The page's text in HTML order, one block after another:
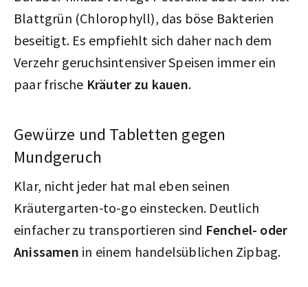
Blattgrün (Chlorophyll), das böse Bakterien
beseitigt. Es empfiehlt sich daher nach dem
Verzehr geruchsintensiver Speisen immer ein
paar frische Kräuter zu kauen.
Gewürze und Tabletten gegen
Mundgeruch
Klar, nicht jeder hat mal eben seinen
Kräutergarten-to-go einstecken. Deutlich
einfacher zu transportieren sind Fenchel- oder
Anissamen in einem handelsüblichen Zipbag.